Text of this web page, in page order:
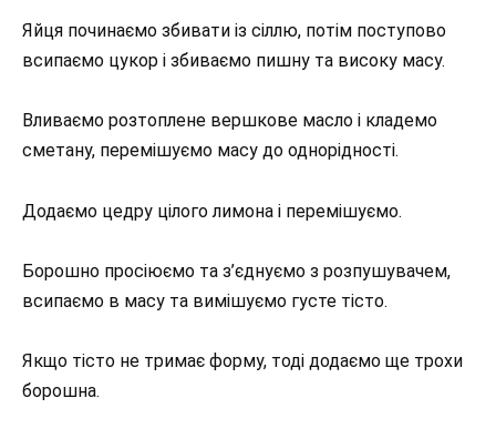
Яйця починаємо збивати із сіллю, потім поступово
всипаємо цукор і збиваємо пишну та високу масу.
Вливаємо розтоплене вершкове масло і кладемо
сметану, перемішуємо масу до однорідності.
Додаємо цедру цілого лимона і перемішуємо.
Борошно просіюємо та з’єднуємо з розпушувачем,
всипаємо в масу та вимішуємо густе тісто.
Якщо тісто не тримає форму, тоді додаємо ще трохи
борошна.